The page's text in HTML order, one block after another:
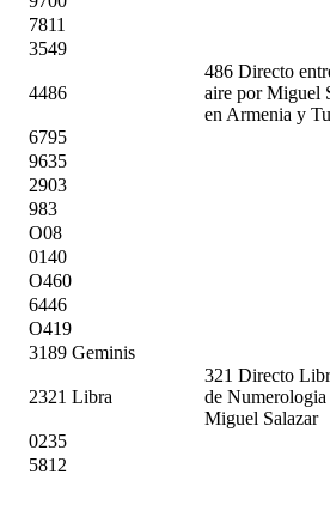
7811
3549
4486
486 Directo
aire por Miguel
en Armenia y
6795
9635
2903
983
O08
0140
O460
6446
O419
3189 Geminis
2321 Libra
321 Directo
de Numerologia
Miguel Salazar
0235
5812